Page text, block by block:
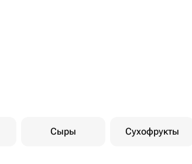
Сыры Сухофрукты